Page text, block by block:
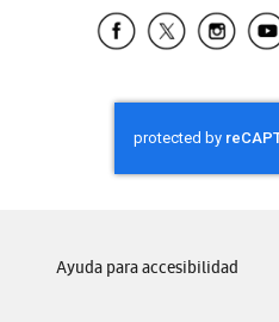
Samsung
Samsung
Samsung
Samsung
Samsung
Ayuda para accesibilidad